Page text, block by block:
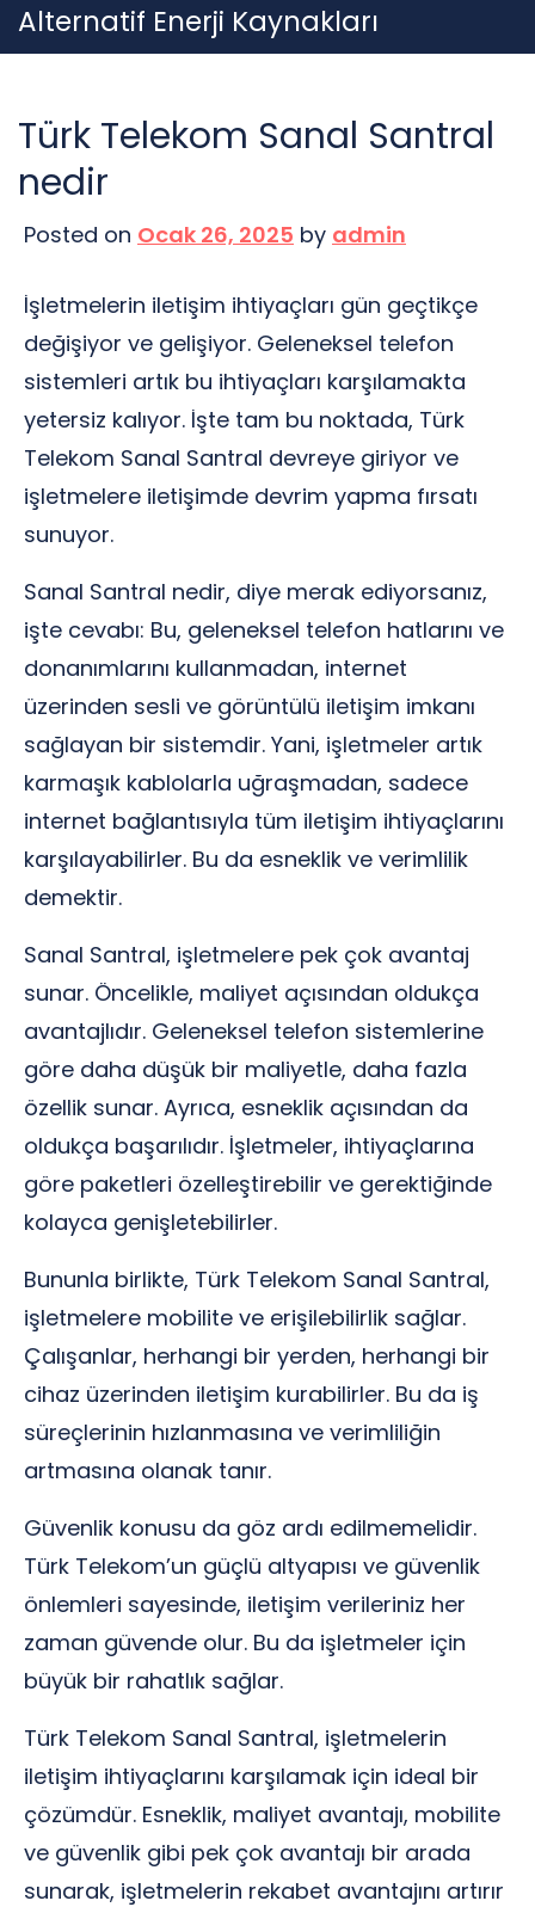
Skip
to
Alternatif Enerji Kaynakları
Türk Telekom Sanal Santral
nedir
Posted on Ocak 26, 2025 by admin
İşletmelerin iletişim ihtiyaçları gün geçtikçe
değişiyor ve gelişiyor. Geleneksel telefon
sistemleri artık bu ihtiyaçları karşılamakta
yetersiz kalıyor. İşte tam bu noktada, Türk
Telekom Sanal Santral devreye giriyor ve
işletmelere iletişimde devrim yapma fırsatı
sunuyor.
Sanal Santral nedir, diye merak ediyorsanız,
işte cevabı: Bu, geleneksel telefon hatlarını ve
donanımlarını kullanmadan, internet
üzerinden sesli ve görüntülü iletişim imkanı
sağlayan bir sistemdir. Yani, işletmeler artık
karmaşık kablolarla uğraşmadan, sadece
internet bağlantısıyla tüm iletişim ihtiyaçlarını
karşılayabilirler. Bu da esneklik ve verimlilik
demektir.
Sanal Santral, işletmelere pek çok avantaj
sunar. Öncelikle, maliyet açısından oldukça
avantajlıdır. Geleneksel telefon sistemlerine
göre daha düşük bir maliyetle, daha fazla
özellik sunar. Ayrıca, esneklik açısından da
oldukça başarılıdır. İşletmeler, ihtiyaçlarına
göre paketleri özelleştirebilir ve gerektiğinde
kolayca genişletebilirler.
Bununla birlikte, Türk Telekom Sanal Santral,
işletmelere mobilite ve erişilebilirlik sağlar.
Çalışanlar, herhangi bir yerden, herhangi bir
cihaz üzerinden iletişim kurabilirler. Bu da iş
süreçlerinin hızlanmasına ve verimliliğin
artmasına olanak tanır.
Güvenlik konusu da göz ardı edilmemelidir.
Türk Telekom’un güçlü altyapısı ve güvenlik
önlemleri sayesinde, iletişim verileriniz her
zaman güvende olur. Bu da işletmeler için
büyük bir rahatlık sağlar.
Türk Telekom Sanal Santral, işletmelerin
iletişim ihtiyaçlarını karşılamak için ideal bir
çözümdür. Esneklik, maliyet avantajı, mobilite
ve güvenlik gibi pek çok avantajı bir arada
sunarak, işletmelerin rekabet avantajını artırır